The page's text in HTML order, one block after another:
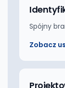
Spójny
Zobacz